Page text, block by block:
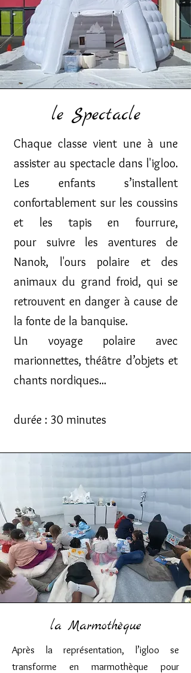
le Spectacle
Chaque classe vient une à une
assister au spectacle dans l'igloo.
Les enfants s’installent
confortablement sur les coussins
et les tapis en fourrure,
pour suivre les aventures de
Nanok, l'ours polaire et des
animaux du grand froid, qui se
retrouvent en danger à cause de
la fonte de la banquise.
Un voyage polaire avec
marionnettes, théâtre d’objets et
chants nordiques...
durée : 30 minutes
la Marmothèque
Après la représentation, l’igloo se
transforme en marmothèque pour